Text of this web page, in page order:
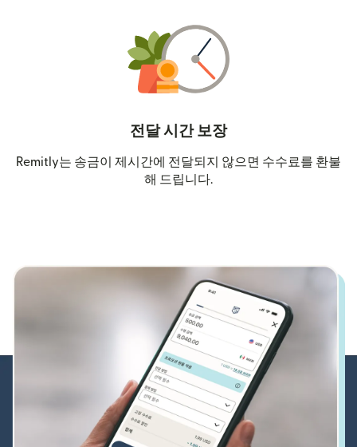
전달 시간 보장
Remitly는 송금이 제시간에 전달되지 않으면 수수료를 환불
해 드립니다.